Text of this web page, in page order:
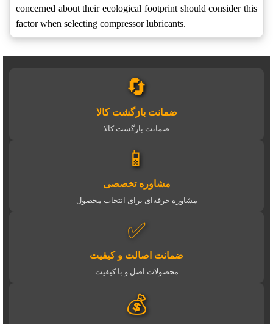
concerned about their ecological footprint should consider this
factor when selecting compressor lubricants.
🔄
ضمانت بازگشت کالا
ضمانت بازگشت کالا
📱
مشاوره تخصصی
مشاوره حرفه‌ای برای انتخاب محصول
✅
ضمانت اصالت و کیفیت
محصولات اصل و با کیفیت
💰